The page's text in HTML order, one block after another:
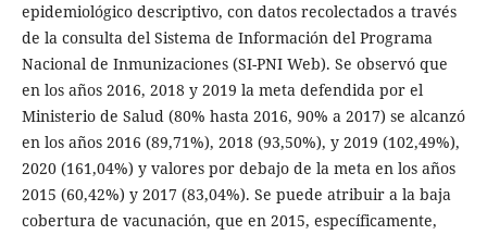
epidemiológico descriptivo, con datos recolectados a través
de la consulta del Sistema de Información del Programa
Nacional de Inmunizaciones (SI-PNI Web). Se observó que
en los años 2016, 2018 y 2019 la meta defendida por el
Ministerio de Salud (80% hasta 2016, 90% a 2017) se alcanzó
en los años 2016 (89,71%), 2018 (93,50%), y 2019 (102,49%),
2020 (161,04%) y valores por debajo de la meta en los años
2015 (60,42%) y 2017 (83,04%). Se puede atribuir a la baja
cobertura de vacunación, que en 2015, específicamente,